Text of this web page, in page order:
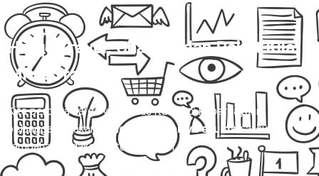
Harga Travel, Charter, dan Paket Kilat
Mitra Trans
💰
Kita percaya harga yang jelas itu kunci kepercayaan
pelanggan. Makanya,
nggak ada biaya silumanatau
tambahan dadakan di tengah jalan.